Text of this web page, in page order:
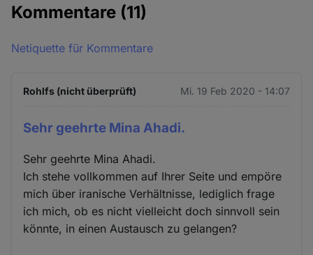
Kommentare (11)
Netiquette für Kommentare
Rohlfs (nicht überprüft) Mi. 19 Feb 2020 - 14:07
Sehr geehrte Mina Ahadi.
Sehr geehrte Mina Ahadi.
Ich stehe vollkommen auf Ihrer Seite und empöre
mich über iranische Verhältnisse, lediglich frage
ich mich, ob es nicht vielleicht doch sinnvoll sein
könnte, in einen Austausch zu gelangen?